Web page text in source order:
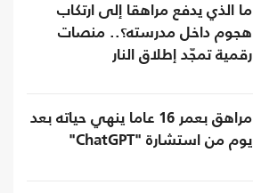
ما الذي يدفع مراهقا إلى ارتكاب
هجوم داخل مدرسته؟.. منصات
رقمية تمجّد إطلاق النار
مراهق بعمر 16 عاما ينهي حياته بعد
يوم من استشارة "ChatGPT"